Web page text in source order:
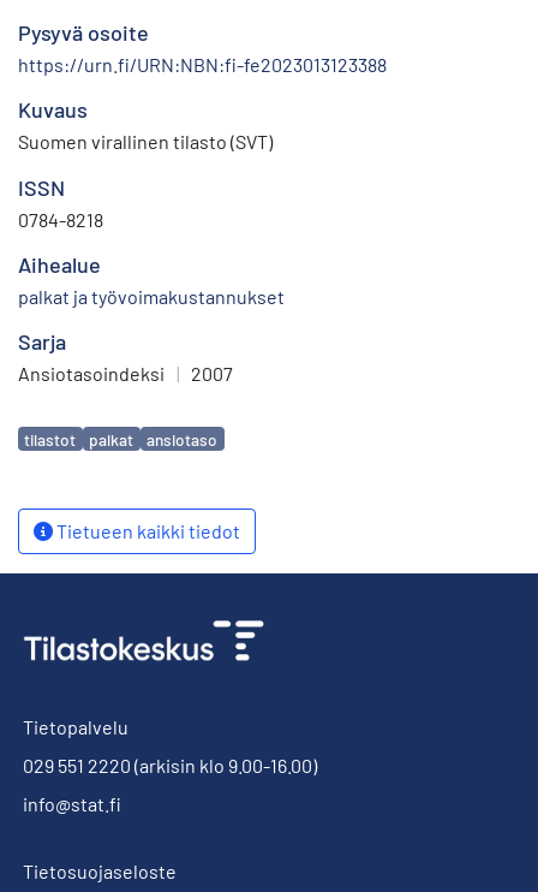
Pysyvä osoite
https://urn.fi/URN:NBN:fi-fe2023013123388
Kuvaus
Suomen virallinen tilasto (SVT)
ISSN
0784-8218
Aihealue
palkat ja työvoimakustannukset
Sarja
Ansiotasoindeksi | 2007
Avainsanat
tilastot palkat ansiotaso
Tietueen kaikki tiedot
Tietopalvelu
029 551 2220 (arkisin klo 9.00-16.00)
info@stat.fi
Tietosuojaseloste